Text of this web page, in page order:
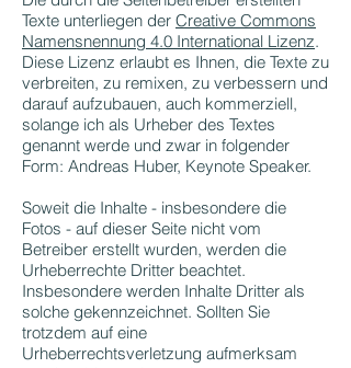
Texte unterliegen der Creative Commons
Namensnennung 4.0 International Lizenz.
Diese Lizenz erlaubt es Ihnen, die Texte zu
verbreiten, zu remixen, zu verbessern und
darauf aufzubauen, auch kommerziell,
solange ich als Urheber des Textes
genannt werde und zwar in folgender
Form: Andreas Huber, Keynote Speaker.
Soweit die Inhalte - insbesondere die
Fotos - auf dieser Seite nicht vom
Betreiber erstellt wurden, werden die
Urheberrechte Dritter beachtet.
Insbesondere werden Inhalte Dritter als
solche gekennzeichnet. Sollten Sie
trotzdem auf eine
Urheberrechtsverletzung aufmerksam